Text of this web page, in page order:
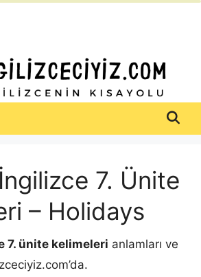
İngilizce 7. Ünite
– Holidays
7. ünite kelimeleri anlamları ve